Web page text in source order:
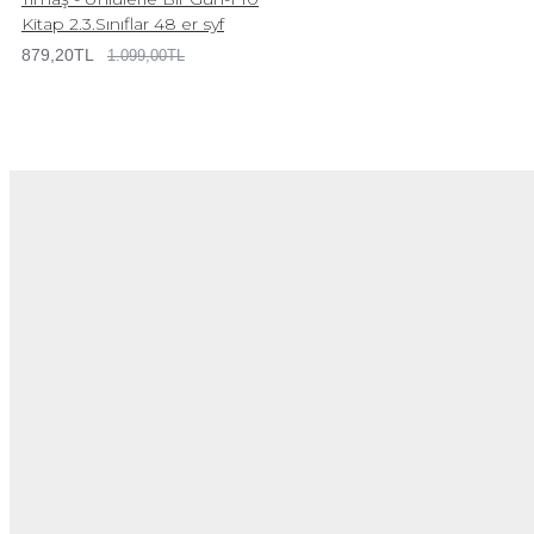
Kitap 2.3.Sınıflar 48 er syf
879,20TL 1.099,00TL